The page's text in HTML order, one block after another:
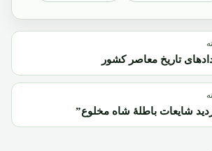
تاریخ معاصر کشور
شایعات باطلۀ شاه مخلوع”